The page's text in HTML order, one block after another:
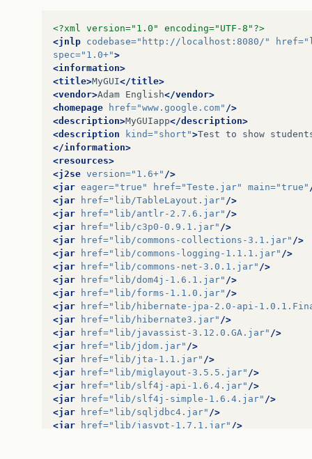
<?xml version="1.0" encoding="UTF-8"?>
<jnlp codebase="http://localhost:8080/" href=
spec="1.0+">
<information>
<title>MyGUI</title>
<vendor>Adam English</vendor>
<homepage
href="www.google.com" />
<description>MyGUIapp</description>
<description
kind="short">Test to show
</information>
<resources>
<j2se version="1.6+" />
<jar eager="true" href="Teste.jar" main="true"
<jar
href="lib/TableLayout.jar" />
<jar
href="lib/antlr-2.7.6.jar" />
<jar
href="lib/c3p0-0.9.1.jar" />
<jar
href="lib/commons-collections-3.1.jar" />
<jar
href="lib/commons-logging-1.1.1.jar" />
<jar
href="lib/commons-net-3.0.1.jar" />
<jar
href="lib/dom4j-1.6.1.jar" />
<jar
href="lib/forms-1.1.0.jar" />
<jar
href="lib/hibernate-jpa-2.0-api-
<jar
href="lib/hibernate3.jar" />
<jar
href="lib/javassist-3.12.0.GA.jar" />
<jar
href="lib/jdom.jar" />
<jar
href="lib/jta-1.1.jar" />
<jar
href="lib/miglayout-3.5.5.jar" />
<jar
href="lib/slf4j-api-1.6.4.jar" />
<jar
href="lib/slf4j-simple-1.6.4.jar" />
<jar
href="lib/sqljdbc4.jar" />
<jar
href="lib/jasypt-1.7.1.jar" />